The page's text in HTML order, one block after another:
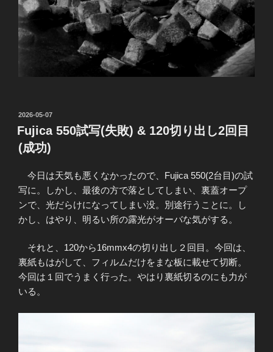
投
稿
日:
2026-05-07
Fujica 550試写(失敗) & 120切り出し2回目
(成功)
今日は天気も悪くなかったので、Fujica 550(2台目)の試
写に。しかし、最後の方で落としてしまい、裏蓋オープ
ンで、光だらけになってしまい没。別途行うことに。し
かし、はやり、明るい所の露光がオーバな気がする。
それと、120から16mmx4の切り出し２回目。今回は、
裏紙もはがして、フィルムだけをまな板に載せて切断。
今回は１回でうまく行った。やはり裏紙切るのにも力が
いる。